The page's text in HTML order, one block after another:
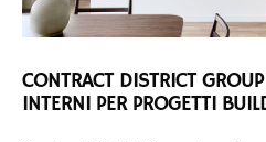
CONTRACT DISTRICT
INTERNI PER PROGETTI